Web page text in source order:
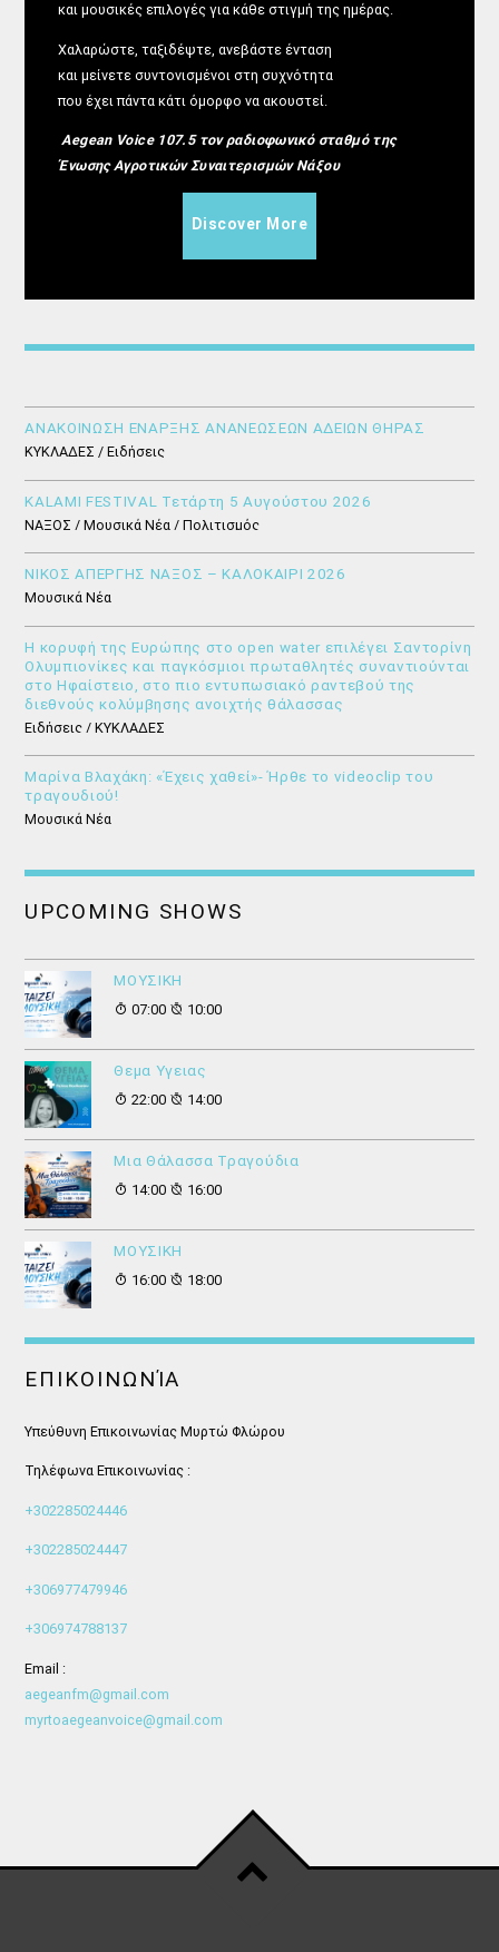
και μουσικές επιλογές για κάθε στιγμή της ημέρας.
Χαλαρώστε, ταξιδέψτε, ανεβάστε ένταση
και μείνετε συντονισμένοι στη συχνότητα
που έχει πάντα κάτι όμορφο να ακουστεί.
Aegean Voice 107.5 τον ραδιοφωνικό σταθμό της
Ένωσης Αγροτικών Συναιτερισμών Νάξου
Discover More
ΑΝΑΚΟΙΝΩΣΗ ΕΝΑΡΞΗΣ ΑΝΑΝΕΩΣΕΩΝ ΑΔΕΙΩΝ ΘΗΡΑΣ
ΚΥΚΛΑΔΕΣ / Ειδήσεις
KALAMI FESTIVAL Τετάρτη 5 Αυγούστου 2026
ΝΑΞΟΣ / Μουσικά Νέα / Πολιτισμός
ΝΙΚΟΣ ΑΠΕΡΓΗΣ ΝΑΞΟΣ – ΚΑΛΟΚΑΙΡΙ 2026
Μουσικά Νέα
Η κορυφή της Ευρώπης στο open water επιλέγει Σαντορίνη
Ολυμπιονίκες και παγκόσμιοι πρωταθλητές συναντιούνται
στο Ηφαίστειο, στο πιο εντυπωσιακό ραντεβού της
διεθνούς κολύμβησης ανοιχτής θάλασσας
Ειδήσεις / ΚΥΚΛΑΔΕΣ
Μαρίνα Βλαχάκη: «Έχεις χαθεί»- Ήρθε το videoclip του
τραγουδιού!
Μουσικά Νέα
UPCOMING SHOWS
ΜΟΥΣΙΚΗ
07:00
10:00
Θεμα Υγειας
22:00
14:00
Μια Θάλασσα Τραγούδια
14:00
16:00
ΜΟΥΣΙΚΗ
16:00
18:00
ΕΠΙΚΟΙΝΩΝΊΑ
Υπεύθυνη Επικοινωνίας Μυρτώ Φλώρου
Τηλέφωνα Επικοινωνίας :
+302285024446
+302285024447
+306977479946
+306974788137
Email :
aegeanfm@gmail.com
myrtoaegeanvoice@gmail.com